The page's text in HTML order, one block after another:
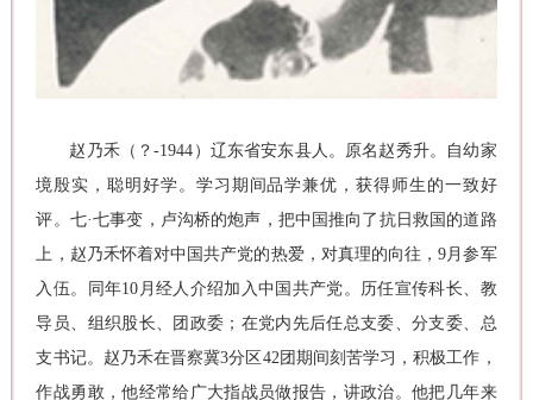
赵乃禾（？-1944）辽东省安东县人。原名赵秀升。自幼家
境殷实，聪明好学。学习期间品学兼优，获得师生的一致好
评。七·七事变，卢沟桥的炮声，把中国推向了抗日救国的道路
上，赵乃禾怀着对中国共产党的热爱，对真理的向往，9月参军
入伍。同年10月经人介绍加入中国共产党。历任宣传科长、教
导员、组织股长、团政委；在党内先后任总支委、分支委、总
支书记。赵乃禾在晋察冀3分区42团期间刻苦学习，积极工作，
作战勇敢，他经常给广大指战员做报告，讲政治。他把几年来